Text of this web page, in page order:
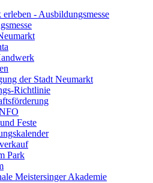
- Ausbildungsmesse
der Stadt Neumarkt
Richtlinie
Feste
Park
Meistersinger Akademie